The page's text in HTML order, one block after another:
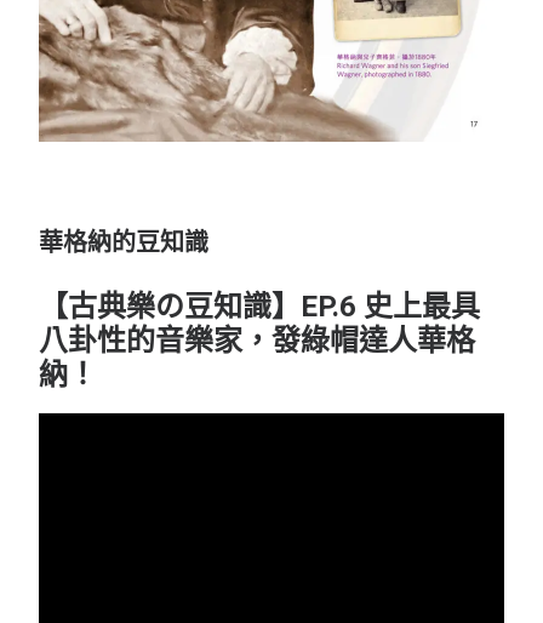
華格納的豆知識
【古典樂の豆知識】EP.6 史上最具
八卦性的音樂家，發綠帽達人華格
納！